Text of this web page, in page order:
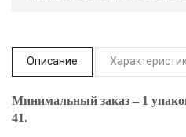
Описание
Минимальный заказ – 1
41.